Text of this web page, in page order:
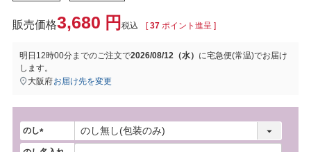
3,680 税込 [ 37 ポイント進呈 ]
明日 12時00分までのご注文で2026/08/12（水） に宅急便(常温)でお届け
します。
大阪府お届け先を変更
のし
(